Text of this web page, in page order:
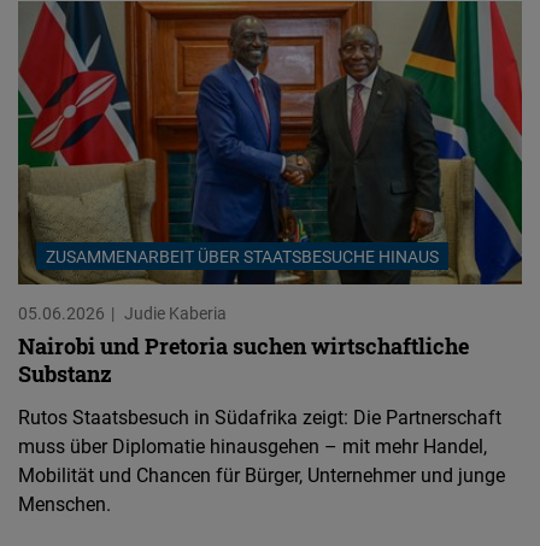
ZUSAMMENARBEIT ÜBER STAATSBESUCHE HINAUS
05.06.2026 Judie Kaberia
Nairobi und Pretoria suchen wirtschaftliche
Substanz
Rutos Staatsbesuch in Südafrika zeigt: Die Partnerschaft
muss über Diplomatie hinausgehen – mit mehr Handel,
Mobilität und Chancen für Bürger, Unternehmer und junge
Menschen.